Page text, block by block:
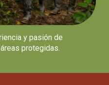
y pasión de
protegidas.